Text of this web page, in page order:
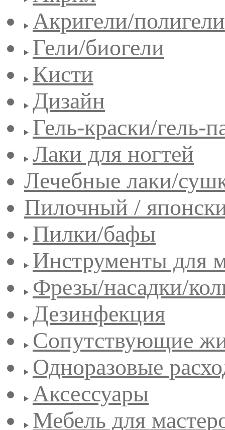
Акригели/полигели
Гели/биогели
Кисти
Дизайн
Гель-краски/гель-
Лаки для ногтей
Лечебные лаки/
Пилочный /
Пилки/бафы
Инструменты для
Фрезы/насадки/
Дезинфекция
Сопутствующие
Одноразовые
Аксессуары
Мебель для